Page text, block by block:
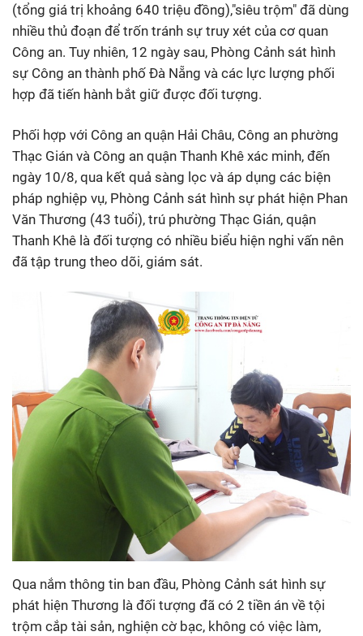
(tổng giá trị khoảng 640 triệu đồng),"siêu trộm" đã dùng
nhiều thủ đoạn để trốn tránh sự truy xét của cơ quan
Công an. Tuy nhiên, 12 ngày sau, Phòng Cảnh sát hình
sự Công an thành phố Đà Nẵng và các lực lượng phối
hợp đã tiến hành bắt giữ được đối tượng.
Phối hợp với Công an quận Hải Châu, Công an phường
Thạc Gián và Công an quận Thanh Khê xác minh, đến
ngày 10/8, qua kết quả sàng lọc và áp dụng các biện
pháp nghiệp vụ, Phòng Cảnh sát hình sự phát hiện Phan
Văn Thương (43 tuổi), trú phường Thạc Gián, quận
Thanh Khê là đối tượng có nhiều biểu hiện nghi vấn nên
đã tập trung theo dõi, giám sát.
Qua nắm thông tin ban đầu, Phòng Cảnh sát hình sự
phát hiện Thương là đối tượng đã có 2 tiền án về tội
trộm cắp tài sản, nghiện cờ bạc, không có việc làm,